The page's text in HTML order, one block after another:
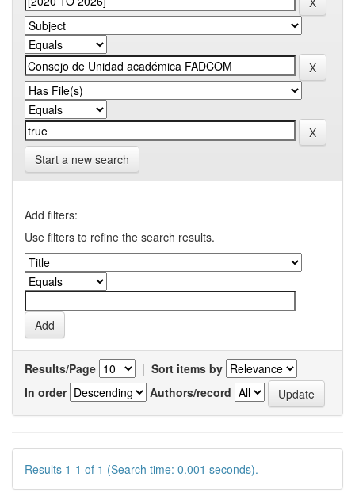
Start a new search
Add filters:
Use filters to refine the search results.
Results/Page | Sort items by
In order
Authors/record
Results 1-1 of 1 (Search time: 0.001 seconds).